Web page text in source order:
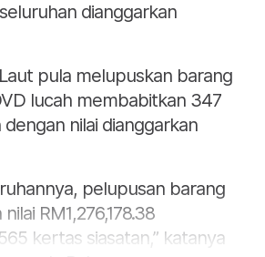
dianggarkan
pula melupuskan barang
lucah membabitkan 347
nilai dianggarkan
pelupusan barang
RM1,276,178.38
kertas siasatan,” katanya